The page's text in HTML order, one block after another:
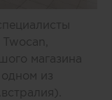
магазина
из